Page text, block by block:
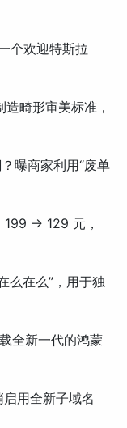
个欢迎特斯拉
畸形审美标准，
曝商家利用“废单
199 → 129 元，
么在么”，用于独
全新一代的鸿蒙
用全新子域名